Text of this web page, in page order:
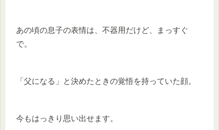
あの頃の息子の表情は、不器用だけど、まっすぐ
で。
「父になる」と決めたときの覚悟を持っていた顔。
今もはっきり思い出せます。